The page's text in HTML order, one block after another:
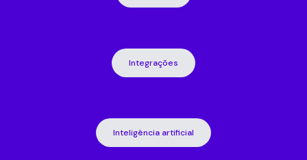
Integrações
Inteligência artificial